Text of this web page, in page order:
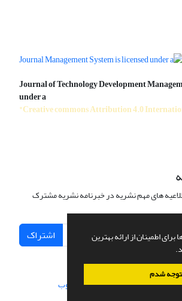
اطمینان از ارائه بهترین
شدم
Journal of Technology Development
under a
های مهم نشریه در خبرنامه نشریه مشترک
اشتراک
علمی.طراحی و پیاده سازی از سیناوب